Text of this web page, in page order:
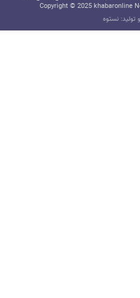
Copyright © 2025 khabaronline
تولید: نستوه